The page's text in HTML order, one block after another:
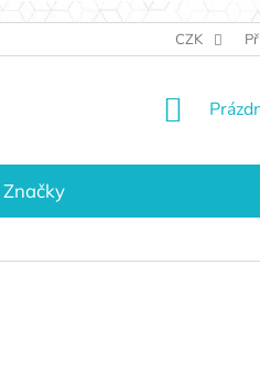
KONTAKTY
CZK
Značky